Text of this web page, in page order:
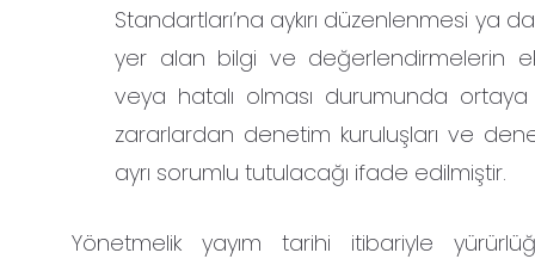
Standartları’na aykırı düzenlenmesi ya
yer alan bilgi ve değerlendirmelerin
veya hatalı olması durumunda ortaya
zararlardan denetim kuruluşları ve
ayrı sorumlu tutulacağı ifade edilmiştir.
Yönetmelik yayım tarihi itibariyle